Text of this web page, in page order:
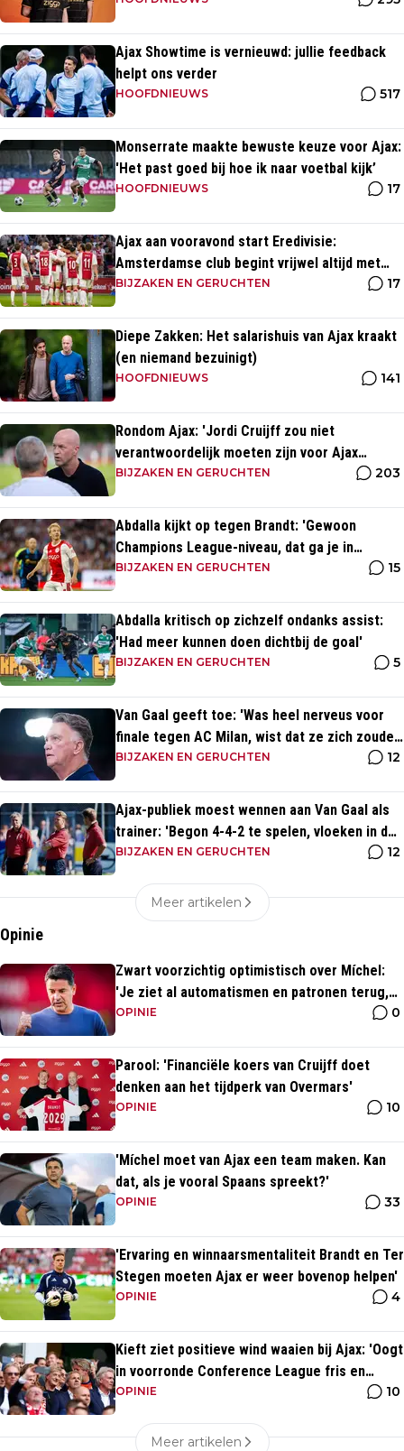
Ajax Showtime is vernieuwd: jullie feedback
helpt ons verder
HOOFDNIEUWS 517
Monserrate maakte bewuste keuze voor Ajax:
'Het past goed bij hoe ik naar voetbal kijk’
HOOFDNIEUWS 17
Ajax aan vooravond start Eredivisie:
Amsterdamse club begint vrijwel altijd met
zege
BIJZAKEN EN GERUCHTEN 17
Diepe Zakken: Het salarishuis van Ajax kraakt
(en niemand bezuinigt)
HOOFDNIEUWS 141
Rondom Ajax: 'Jordi Cruijff zou niet
verantwoordelijk moeten zijn voor Ajax
Vrouwen'
BIJZAKEN EN GERUCHTEN 203
Abdalla kijkt op tegen Brandt: 'Gewoon
Champions League-niveau, dat ga je in
wedstrijden ook zien'
BIJZAKEN EN GERUCHTEN 15
Abdalla kritisch op zichzelf ondanks assist:
'Had meer kunnen doen dichtbij de goal'
BIJZAKEN EN GERUCHTEN 5
Van Gaal geeft toe: 'Was heel nerveus voor
finale tegen AC Milan, wist dat ze zich zouden
aanpassen'
BIJZAKEN EN GERUCHTEN 12
Ajax-publiek moest wennen aan Van Gaal als
trainer: 'Begon 4-4-2 te spelen, vloeken in de
kerk'
BIJZAKEN EN GERUCHTEN 12
Meer artikelen
Opinie
Zwart voorzichtig optimistisch over Míchel:
'Je ziet al automatismen en patronen terug,
maar...'
OPINIE 0
Parool: 'Financiële koers van Cruijff doet
denken aan het tijdperk van Overmars'
OPINIE 10
'Míchel moet van Ajax een team maken. Kan
dat, als je vooral Spaans spreekt?'
OPINIE 33
'Ervaring en winnaarsmentaliteit Brandt en Ter
Stegen moeten Ajax er weer bovenop helpen'
OPINIE 4
Kieft ziet positieve wind waaien bij Ajax: 'Oogt
in voorronde Conference League fris en
energiek'
OPINIE 10
Meer artikelen